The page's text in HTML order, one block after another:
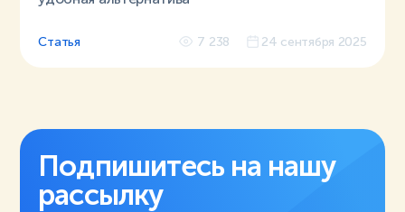
Статья 7 238 24 сентября 2025
Подпишитесь на нашу
рассылку